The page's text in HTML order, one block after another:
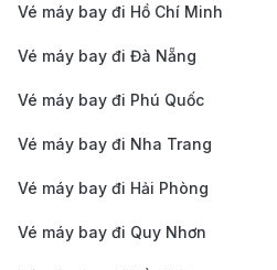
hòn đảo xung quanh. Du
các hoạt động như lặn
Tháp Bà Ponagar: Di tích
Tháp Bà Ponagar là một
kiến trúc tôn giáo nổi bật ở
Vé máy bay đi Hồ Chí Minh
Vé máy bay đi Đà Nẵng
Vé máy bay đi Phú Quốc
Vé máy bay đi Nha Trang
Vé máy bay đi Hải Phòng
Vé máy bay đi Quy Nhơn